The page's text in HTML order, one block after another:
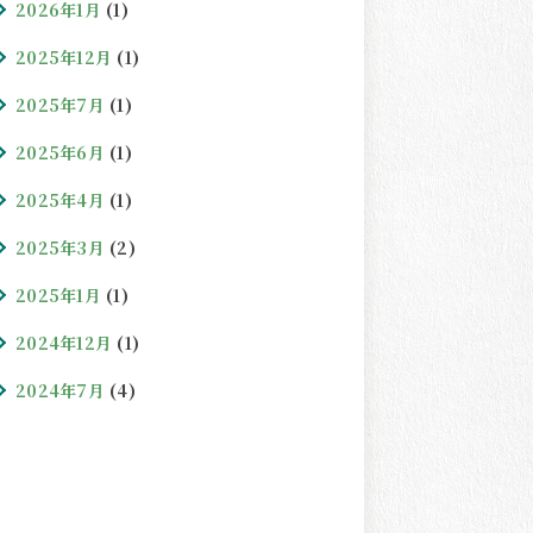
2026年1月 (1)
2025年12月 (1)
2025年7月 (1)
2025年6月 (1)
2025年4月 (1)
2025年3月 (2)
2025年1月 (1)
2024年12月 (1)
2024年7月 (4)